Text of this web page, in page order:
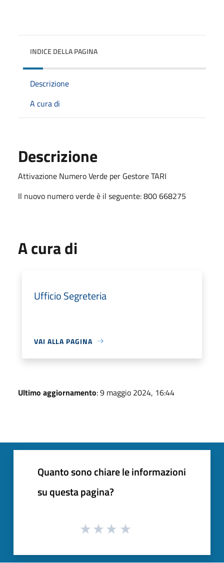
INDICE DELLA PAGINA
Descrizione
A cura di
Descrizione
Attivazione Numero Verde per Gestore TARI
Il nuovo numero verde è il seguente: 800 668275
A cura di
Ufficio Segreteria
VAI ALLA PAGINA
Ultimo aggiornamento: 9 maggio 2024, 16:44
Quanto sono chiare le informazioni
su questa pagina?